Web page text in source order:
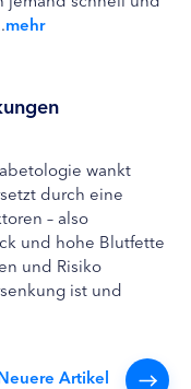
mehr
wankt
durch eine
– also
und hohe Blutfette
und Risiko
ist und
Artikel